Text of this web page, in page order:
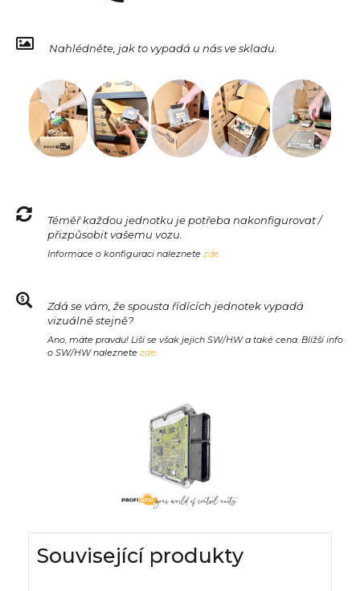
Nahlédněte, jak to vypadá u nás ve skladu.
Téměř každou jednotku je potřeba nakonfigurovat /
přizpůsobit vašemu vozu.
Informace o konfiguraci naleznete zde.
Zdá se vám, že spousta řídících jednotek vypadá
vizuálně stejně?
Ano, máte pravdu! Liší se však jejich SW/HW a také cena. Bližší info
o SW/HW naleznete zde.
Související produkty